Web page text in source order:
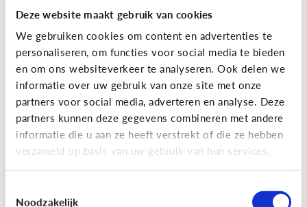
Deze website maakt gebruik van cookies
We gebruiken cookies om content en advertenties te
personaliseren, om functies voor social media te bieden
en om ons websiteverkeer te analyseren. Ook delen we
informatie over uw gebruik van onze site met onze
partners voor social media, adverteren en analyse. Deze
partners kunnen deze gegevens combineren met andere
informatie die u aan ze heeft verstrekt of die ze hebben
verzameld op basis van uw gebruik van hun services.
Noodzakelijk
Fun met media
Fun met foto’s: zo boost je de
creativiteit van je kind